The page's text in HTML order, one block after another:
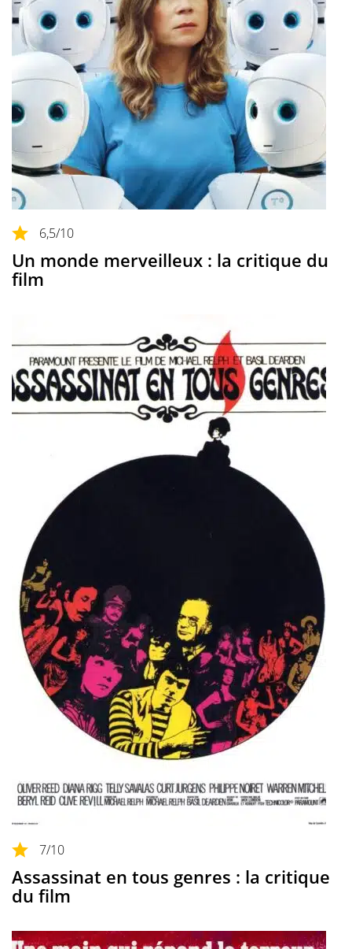
6,5/10
Un monde merveilleux : la critique du
film
7/10
Assassinat en tous genres : la critique
du film